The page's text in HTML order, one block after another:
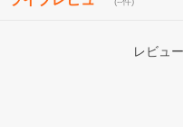
レビュ